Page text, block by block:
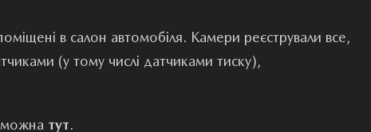
в салон автомобіля. Камери реєстрували все,
(у тому числі датчиками тиску),
можна тут.